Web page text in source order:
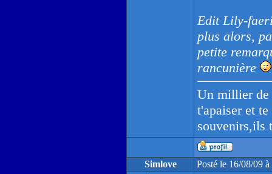
Edit Lily-
plus alors,
petite
rancunière
Un millier de
t'apaiser et
souvenirs,ils
Simlove Posté le 16/08/09